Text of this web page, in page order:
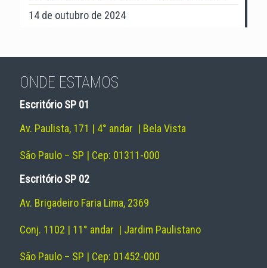
14 de outubro de 2024
ONDE ESTAMOS
Escritório SP 01
Av. Paulista, 171 | 4° andar | Bela Vista
São Paulo – SP | Cep: 01311-000
Escritório SP 02
Av. Brigadeiro Faria Lima, 2369
Conj. 1102 | 11° andar | Jardim Paulistano
São Paulo – SP | Cep: 01452-000